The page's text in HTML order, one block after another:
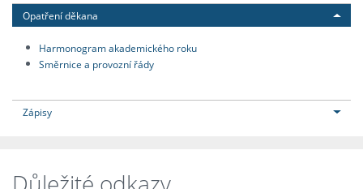
Opatření děkana
Harmonogram akademického roku
Směrnice a provozní řády
Zápisy